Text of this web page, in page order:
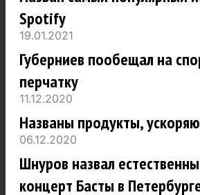
Spotify
19.01.2021
Губерниев пообещал на
перчатку
11.12.2020
Названы продукты,
06.12.2020
Шнуров назвал
концерт Басты в